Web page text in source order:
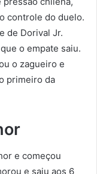
controle do duelo.
de Dorival Jr.
o empate saiu.
o zagueiro e
primeiro da
e começou
e saiu aos 6